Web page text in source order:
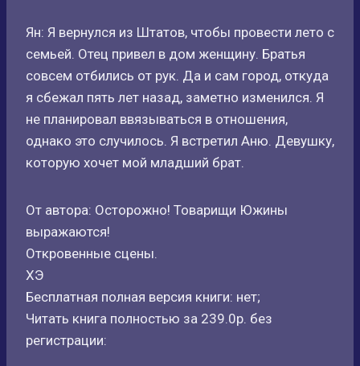
Ян: Я вернулся из Штатов, чтобы провести лето с
семьей. Отец привел в дом женщину. Братья
совсем отбились от рук. Да и сам город, откуда
я сбежал пять лет назад, заметно изменился. Я
не планировал ввязываться в отношения,
однако это случилось. Я встретил Аню. Девушку,
которую хочет мой младший брат.
От автора: Осторожно! Товарищи Южины
выражаются!
Откровенные сцены.
ХЭ
Бесплатная полная версия книги: нет;
Читать книга полностью за 239.0р. без
регистрации: